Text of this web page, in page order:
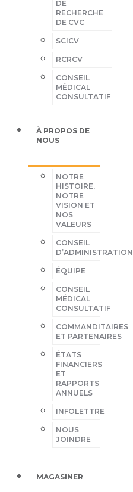
DE
RECHERCHE
DE CVC
SCICV
RCRCV
CONSEIL
MÉDICAL
CONSULTATIF
À PROPOS DE
NOUS
NOTRE
HISTOIRE,
NOTRE
VISION ET
NOS
VALEURS
CONSEIL
D’ADMINISTRATION
ÉQUIPE
CONSEIL
MÉDICAL
CONSULTATIF
COMMANDITAIRES
ET PARTENAIRES
ÉTATS
FINANCIERS
ET
RAPPORTS
ANNUELS
INFOLETTRE
NOUS
JOINDRE
MAGASINER